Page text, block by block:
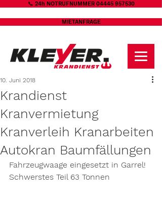
📞 24h NOTRUFNUMMER 04445 957530
MIETANFRAGE
Krandienst
Kranvermietung
Kranverleih Kranarbeiten
Autokran Baumfällungen
10. Juni 2018
Fahrzeugwaage eingesetzt in Garrel!
Schwerstes Teil 63 Tonnen